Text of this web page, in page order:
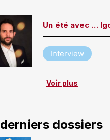
Un été avec …
Interview
Voir plus
dossiers